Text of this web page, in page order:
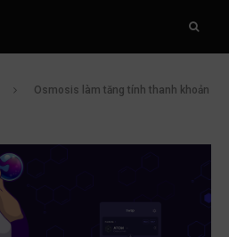
Osmosis làm tăng tính thanh khoản